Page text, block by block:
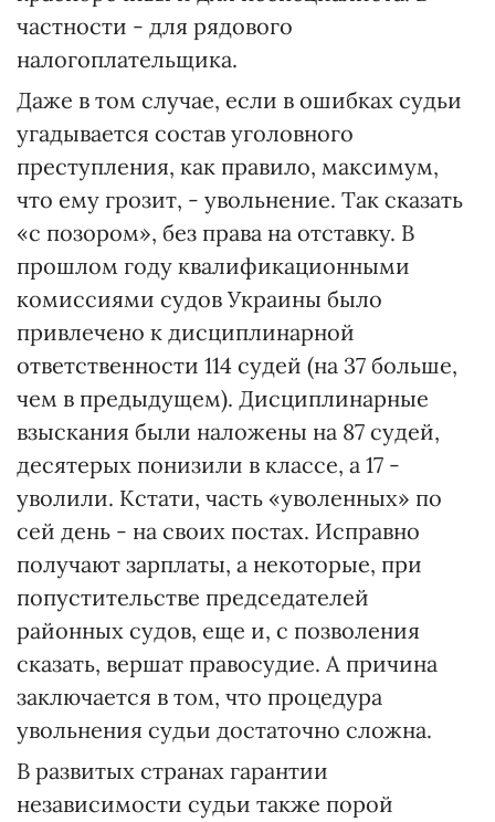
частности - для рядового
налогоплательщика.
Даже в том случае, если в ошибках судьи
угадывается состав уголовного
преступления, как правило, максимум,
что ему грозит, - увольнение. Так сказать
«с позором», без права на отставку. В
прошлом году квалификационными
комиссиями судов Украины было
привлечено к дисциплинарной
ответственности 114 судей (на 37 больше,
чем в предыдущем). Дисциплинарные
взыскания были наложены на 87 судей,
десятерых понизили в классе, а 17 -
уволили. Кстати, часть «уволенных» по
сей день - на своих постах. Исправно
получают зарплаты, а некоторые, при
попустительстве председателей
районных судов, еще и, с позволения
сказать, вершат правосудие. А причина
заключается в том, что процедура
увольнения судьи достаточно сложна.
В развитых странах гарантии
независимости судьи также порой